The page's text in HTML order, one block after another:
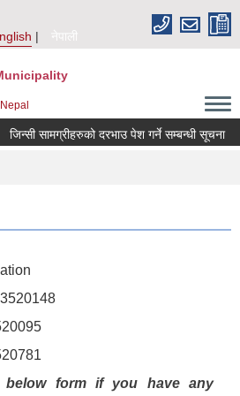
नेपाली
सामग्रीहरुको दरभाउ पेश गर्ने सम्बन्धी सूचना
form if you have any